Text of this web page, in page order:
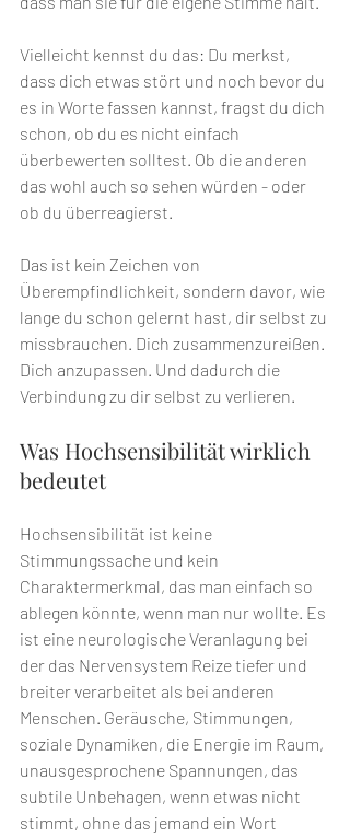
Vielleicht kennst du das: Du merkst,
dass dich etwas stört und noch bevor du
es in Worte fassen kannst, fragst du dich
schon, ob du es nicht einfach
überbewerten solltest. Ob die anderen
das wohl auch so sehen würden - oder
ob du überreagierst.
Das ist kein Zeichen von
Überempfindlichkeit, sondern davor, wie
lange du schon gelernt hast, dir selbst zu
missbrauchen. Dich zusammenzureißen.
Dich anzupassen. Und dadurch die
Verbindung zu dir selbst zu verlieren.
Was Hochsensibilität wirklich
bedeutet
Hochsensibilität ist keine
Stimmungssache und kein
Charaktermerkmal, das man einfach so
ablegen könnte, wenn man nur wollte. Es
ist eine neurologische Veranlagung bei
der das Nervensystem Reize tiefer und
breiter verarbeitet als bei anderen
Menschen. Geräusche, Stimmungen,
soziale Dynamiken, die Energie im Raum,
unausgesprochene Spannungen, das
subtile Unbehagen, wenn etwas nicht
stimmt, ohne das jemand ein Wort